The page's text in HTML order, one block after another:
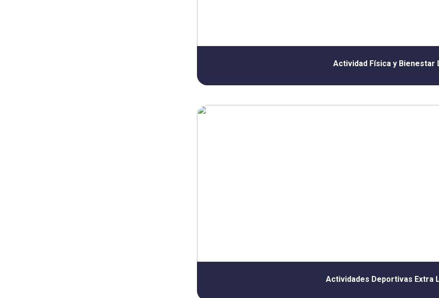
Actividad Física y Bienestar
Actividades Deportivas Extra